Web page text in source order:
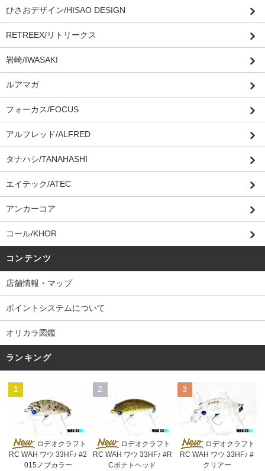
ひさおデザイン/HISAO DESIGN
RETREEX/リトリークス
岩崎/IWASAKI
ルアマガ
フォーカス/FOCUS
アルフレッド/ALFRED
タナハシ/TANAHASHI
エイテック/ATEC
アンカーコア
コール/KHOR
コンテンツ
店舗情報・マップ
ポイントシステムについて
オリカラ図鑑
ランキング
1
ロデオクラフト
RC WAH ワウ 33HF♪ #2
015ノブカラー
2
ロデオクラフト
RC WAH ワウ 33HF♪ #R
Cポテトヘッド
3
ロデオクラフト
RC WAH ワウ 33HF♪ #
クリアー